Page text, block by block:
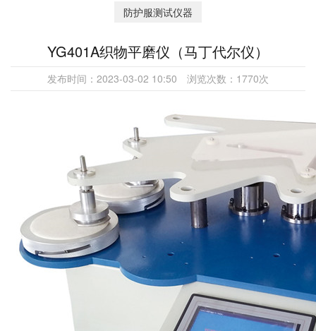
防护服测试仪器
YG401A织物平磨仪（马丁代尔仪）
发布时间： 2023-03-02 10:50 浏览次数： 1770次